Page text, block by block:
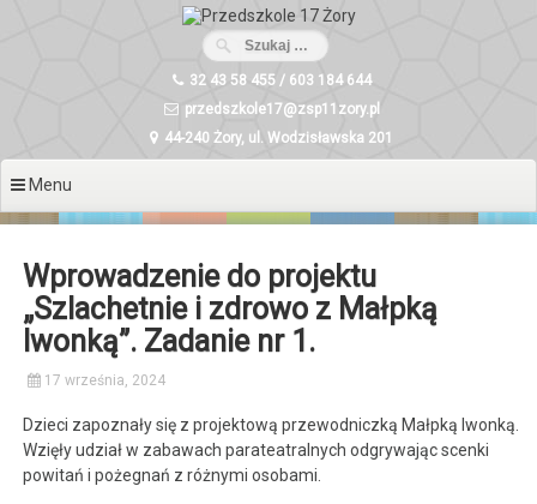
32 43 58 455 / 603 184 644
przedszkole17@zsp11zory.pl
44-240 Żory, ul. Wodzisławska 201
Menu
Wprowadzenie do projektu
„Szlachetnie i zdrowo z Małpką
Iwonką”. Zadanie nr 1.
17 września, 2024
Dzieci zapoznały się z projektową przewodniczką Małpką Iwonką.
Wzięły udział w zabawach parateatralnych odgrywając scenki
powitań i pożegnań z różnymi osobami.